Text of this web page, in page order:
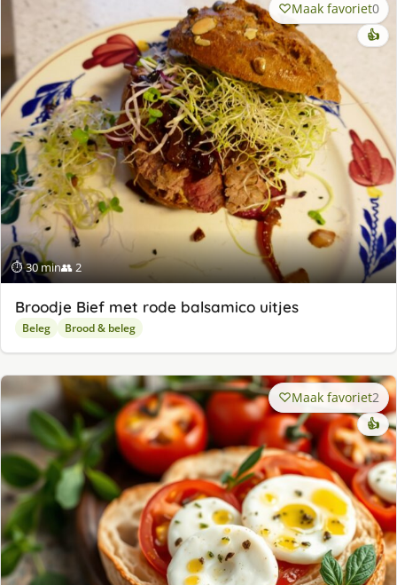
⏱ 30 min👥 2
Maak favoriet0
👍
Broodje Bief met rode balsamico uitjes
Beleg Brood & beleg
Maak favoriet2
👍